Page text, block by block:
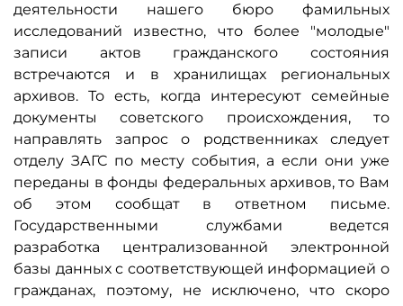
деятельности нашего бюро фамильных
исследований известно, что более "молодые"
записи актов гражданского состояния
встречаются и в хранилищах региональных
архивов. То есть, когда интересуют семейные
документы советского происхождения, то
направлять запрос о родственниках следует
отделу ЗАГС по месту события, а если они уже
переданы в фонды федеральных архивов, то Вам
об этом сообщат в ответном письме.
Государственными службами ведется
разработка централизованной электронной
базы данных с соответствующей информацией о
гражданах, поэтому, не исключено, что скоро